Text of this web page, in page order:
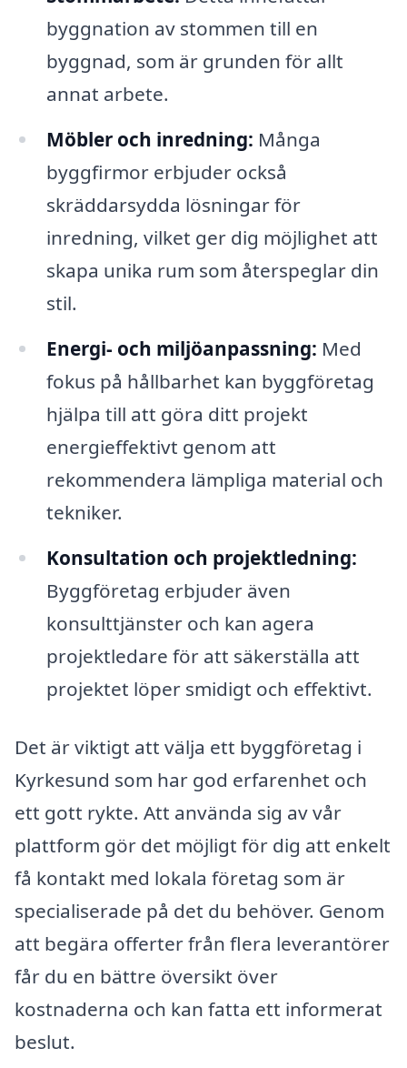
byggnation av stommen till en
byggnad, som är grunden för allt
annat arbete.
Möbler och inredning: Många
byggfirmor erbjuder också
skräddarsydda lösningar för
inredning, vilket ger dig möjlighet att
skapa unika rum som återspeglar din
stil.
Energi- och miljöanpassning: Med
fokus på hållbarhet kan byggföretag
hjälpa till att göra ditt projekt
energieffektivt genom att
rekommendera lämpliga material och
tekniker.
Konsultation och projektledning:
Byggföretag erbjuder även
konsulttjänster och kan agera
projektledare för att säkerställa att
projektet löper smidigt och effektivt.
Det är viktigt att välja ett byggföretag i
Kyrkesund som har god erfarenhet och
ett gott rykte. Att använda sig av vår
plattform gör det möjligt för dig att enkelt
få kontakt med lokala företag som är
specialiserade på det du behöver. Genom
att begära offerter från flera leverantörer
får du en bättre översikt över
kostnaderna och kan fatta ett informerat
beslut.